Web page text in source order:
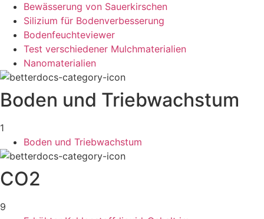
Bewässerung von Sauerkirschen
Silizium für Bodenverbesserung
Bodenfeuchteviewer
Test verschiedener Mulchmaterialien
Nanomaterialien
Boden und Triebwachstum
1
Boden und Triebwachstum
CO2
9